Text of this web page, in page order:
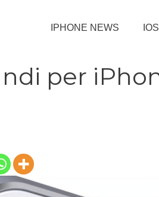
IPHONE NEWS IOS
per